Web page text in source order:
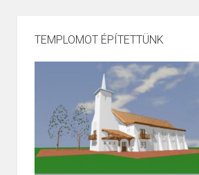
TEMPLOMOT ÉPÍTETTÜNK